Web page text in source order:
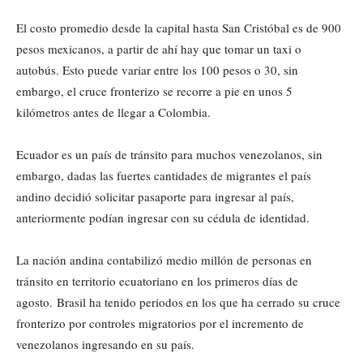
El costo promedio desde la capital hasta San Cristóbal es de 900
pesos mexicanos, a partir de ahí hay que tomar un taxi o
autobús. Esto puede variar entre los 100 pesos o 30, sin
embargo, el cruce fronterizo se recorre a pie en unos 5
kilómetros antes de llegar a Colombia.
Ecuador es un país de tránsito para muchos venezolanos, sin
embargo, dadas las fuertes cantidades de migrantes el país
andino decidió solicitar pasaporte para ingresar al país,
anteriormente podían ingresar con su cédula de identidad.
La nación andina contabilizó medio millón de personas en
tránsito en territorio ecuatoriano en los primeros días de
agosto. Brasil ha tenido periodos en los que ha cerrado su cruce
fronterizo por controles migratorios por el incremento de
venezolanos ingresando en su país.